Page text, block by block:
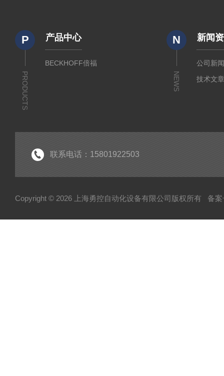
P
PRODUCTS
产品中心
BECKHOFF倍福
N
NEWS
新闻
公司新
技术文
联系电话：15801922503
Copyright © 2026 上海勇控自动化设备有限公司版权所有 备案